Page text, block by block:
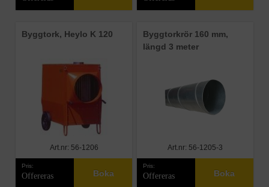
Byggtork, Heylo K 120
Art.nr: 56-1206
Pris:
Offereras Boka
Byggtorkrör 160 mm,
längd 3 meter
Art.nr: 56-1205-3
Pris:
Offereras Boka